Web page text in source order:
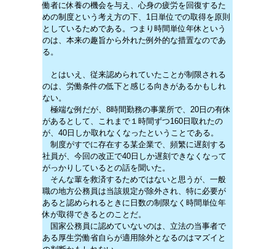
働者に休養の機会を与え、心身の疲労を回復するた
めの制度という考え方の下、1日単位での取得を原則
としているためである。つまり時間単位年休という
のは、本来の趣旨から外れた例外的な措置なのであ
る。
とはいえ、従来認められていたことが制限される
のは、労働条件の低下と感じる向きがあるかもしれ
ない。
極端な例だが、8時間勤務の事業所で、20日の有休
があるとして、これまで１時間ずつ160日取れたの
が、40日しか取れなくなったということである。
制度がすでに存在する某企業で、頻繁に遅刻する
社員が、今回の改正で40日しか遅刻できなくなって
がっかりしているとの話を聞いた。
そんな輩を救済するためではないと思うが、一般
職の地方公務員は当該規定が除外され、特に必要が
あると認められるときに日数の制限なく時間単位年
休が取得できるとのことだ。
国家公務員に認めていないのは、立法の当事者で
ある厚生労働省自らが適用除外となるのはマズイと